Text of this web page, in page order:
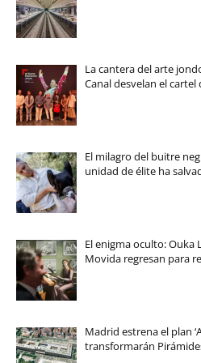
La cantera del arte
Canal desvelan el
El milagro del buitre
unidad de élite ha
El enigma oculto: Ouka
Movida regresan para
Madrid estrena el plan
transformarán